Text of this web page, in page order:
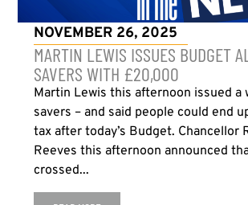
NOVEMBER 26, 2025
MARTIN LEWIS ISSUES BUDGET
SAVERS WITH £20,000
Martin Lewis this afternoon issued a
savers – and said people could end
tax after today’s Budget. Chancellor
Reeves this afternoon announced
crossed...